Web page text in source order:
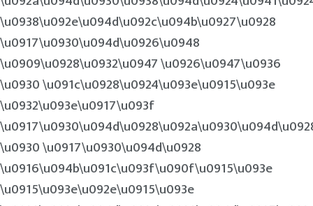
\u0938\u092e\u094d\u092c\u094b\u0927\u0928
\u0917\u0930\u094d\u0926\u0948
\u0909\u0928\u0932\u0947 \u0926\u0947\u0936
\u0930 \u091c\u0928\u0924\u093e\u0915\u093e
\u0932\u093e\u0917\u093f
\u0930 \u0917\u0930\u094d\u0928
\u0916\u094b\u091c\u093f\u090f\u0915\u093e
\u0915\u093e\u092e\u0915\u093e